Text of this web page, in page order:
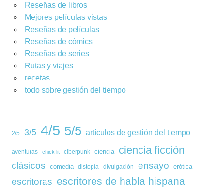
Reseñas de libros
Mejores películas vistas
Reseñas de películas
Reseñas de cómics
Reseñas de series
Rutas y viajes
recetas
todo sobre gestión del tiempo
2/5 3/5 4/5 5/5 artículos de gestión del tiempo
aventuras chick lit ciberpunk ciencia ciencia ficción
clásicos comedia distopía divulgación ensayo erótica
escritoras escritores de habla hispana